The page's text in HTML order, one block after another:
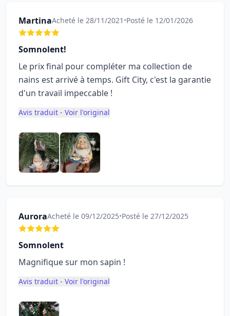
MartinaAcheté le 28/11/2021 •Posté le 12/01/2026
Somnolent!
Le prix final pour compléter ma collection de
nains est arrivé à temps. Gift City, c'est la garantie
d'un travail impeccable !
Avis traduit - Voir l'original
AuroraAcheté le 09/12/2025•Posté le 27/12/2025
Somnolent
Magnifique sur mon sapin !
Avis traduit - Voir l'original